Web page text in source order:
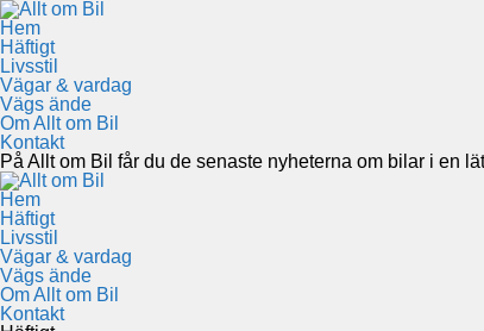
Hem
Häftigt
Livsstil
Vägar & vardag
Vägs ände
Om Allt om Bil
Kontakt
På Allt om Bil får du de senaste nyheterna om bilar i en
Hem
Häftigt
Livsstil
Vägar & vardag
Vägs ände
Om Allt om Bil
Kontakt